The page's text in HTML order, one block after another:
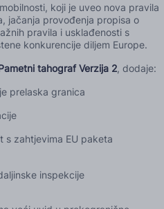
koji je uveo nova pravila
jačanja provođenja propisa o
pravila i usklađenosti s
konkurencije diljem Europe.
tahograf Verzija 2, dodaje:
prelaska granica
s zahtjevima EU paketa
inspekcije